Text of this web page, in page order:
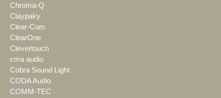
Chroma-Q
Claypaky
Clear-Com
ClearOne
Clevertouch
cma audio
Cobra Sound Light
CODA Audio
COMM-TEC